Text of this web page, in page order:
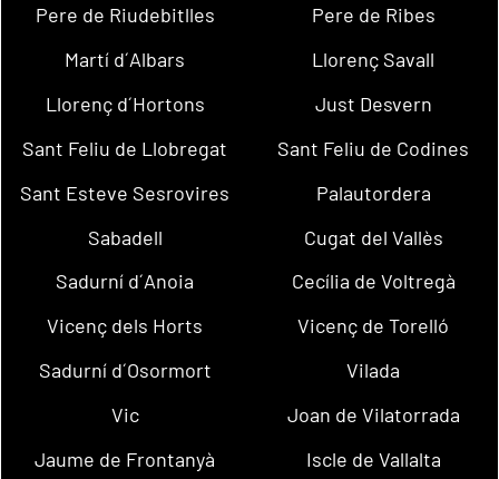
Pere de Riudebitlles
Pere de Ribes
Martí d´Albars
Llorenç Savall
Llorenç d´Hortons
Just Desvern
Sant Feliu de Llobregat
Sant Feliu de Codines
Sant Esteve Sesrovires
Palautordera
Sabadell
Cugat del Vallès
Sadurní d´Anoia
Cecília de Voltregà
Vicenç dels Horts
Vicenç de Torelló
Sadurní d´Osormort
Vilada
Vic
Joan de Vilatorrada
Jaume de Frontanyà
Iscle de Vallalta